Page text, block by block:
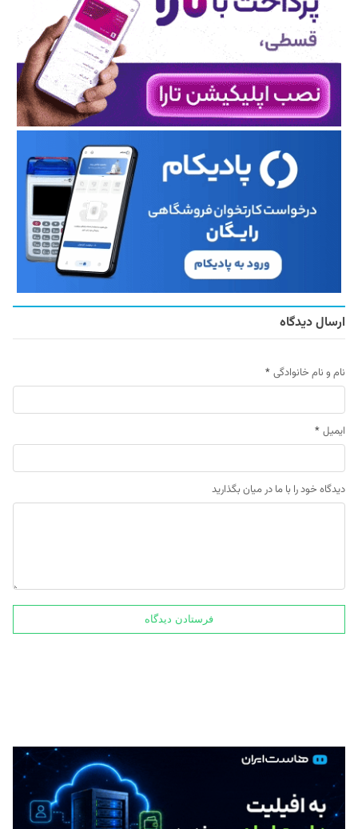
ارسال دیدگاه
نام و نام خانوادگی *
ایمیل *
دیدگاه خود را با ما در میان بگذارید